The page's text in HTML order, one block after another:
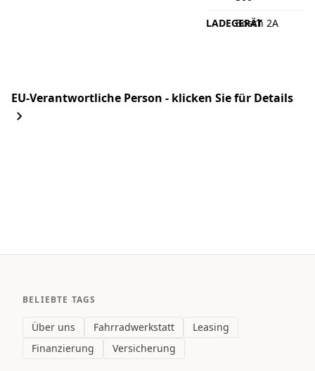
LADEGERÄT
Bosch 2A
EU-Verantwortliche Person - klicken Sie für Details
BELIEBTE TAGS
Über uns Fahrradwerkstatt
Leasing
Finanzierung
Versicherung